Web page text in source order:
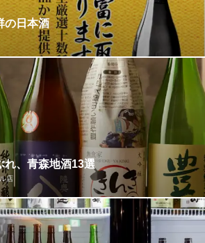
の日本酒
酒が十数種類ご用意しております。ライ
宗」「田酒」「而今」「八海山」「浦
」「紀土」「作」「獺祭」「酔鯨」など
記載しましたがこちらに記載以外にもご
ていても仕入れ状況などでない場合がご
町駅 徒歩1分
1 大手町ビルB2
れ、青森地酒13選
店
。青森の食を存分に堪能していただきた
の銘柄を中心に揃えました。田酒、豊